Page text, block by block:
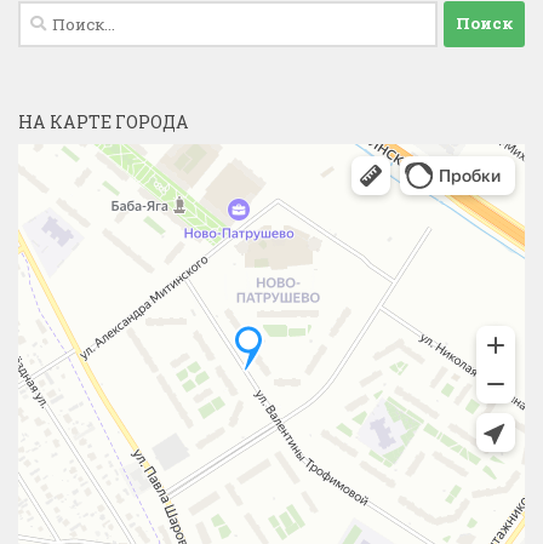
Найти:
НА КАРТЕ ГОРОДА